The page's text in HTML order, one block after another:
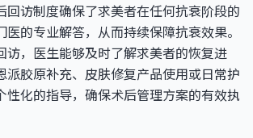
回访制度确保了求美者在任何抗衰阶段的
的专业解答，从而持续保障抗衰效果。
访，医生能够及时了解求美者的恢复进
派胶原补充、皮肤修复产品使用或日常护
性化的指导，确保术后管理方案的有效执